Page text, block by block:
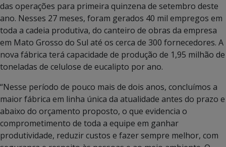
das operações para primeira quinzena de setembro deste
ano. Nesses 27 meses, foram gerados 40 mil empregos em
toda a cadeia produtiva, do canteiro de obras da empresa
em Mato Grosso do Sul até os cerca de 300 fornecedores. A
nova fábrica terá capacidade de produção de 1,95 milhão de
toneladas de celulose de eucalipto por ano.
“Nesse período de pouco mais de dois anos, concluímos a
maior fábrica em linha única da atualidade antes do prazo e
abaixo do orçamento proposto, o que evidencia o
comprometimento de toda a equipe em ganhar
produtividade, reduzir custos e fazer sempre melhor, com